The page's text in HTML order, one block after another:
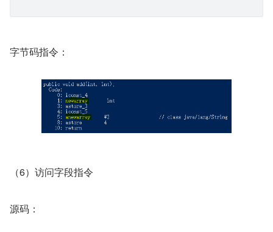
字节码指令：
（6）访问字段指令
源码：